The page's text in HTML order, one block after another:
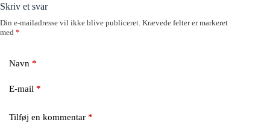
Skriv et svar
Din e-mailadresse vil ikke blive publiceret. Krævede felter er markeret
med *
Navn *
E-mail *
Tilføj en kommentar *